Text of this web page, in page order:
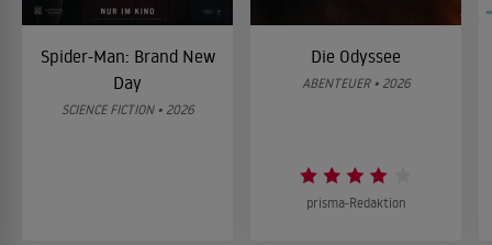
Spider-Man: Brand New
Day
SCIENCE FICTION • 2026
Die Odyssee
ABENTEUER • 2026
prisma-Redaktion